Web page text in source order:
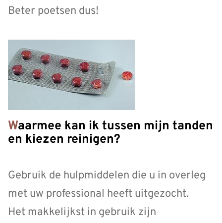
Beter poetsen dus!
Waarmee kan ik tussen mijn tanden
en kiezen reinigen?
Gebruik de hulpmiddelen die u in overleg
met uw professional heeft uitgezocht.
Het makkelijkst in gebruik zijn